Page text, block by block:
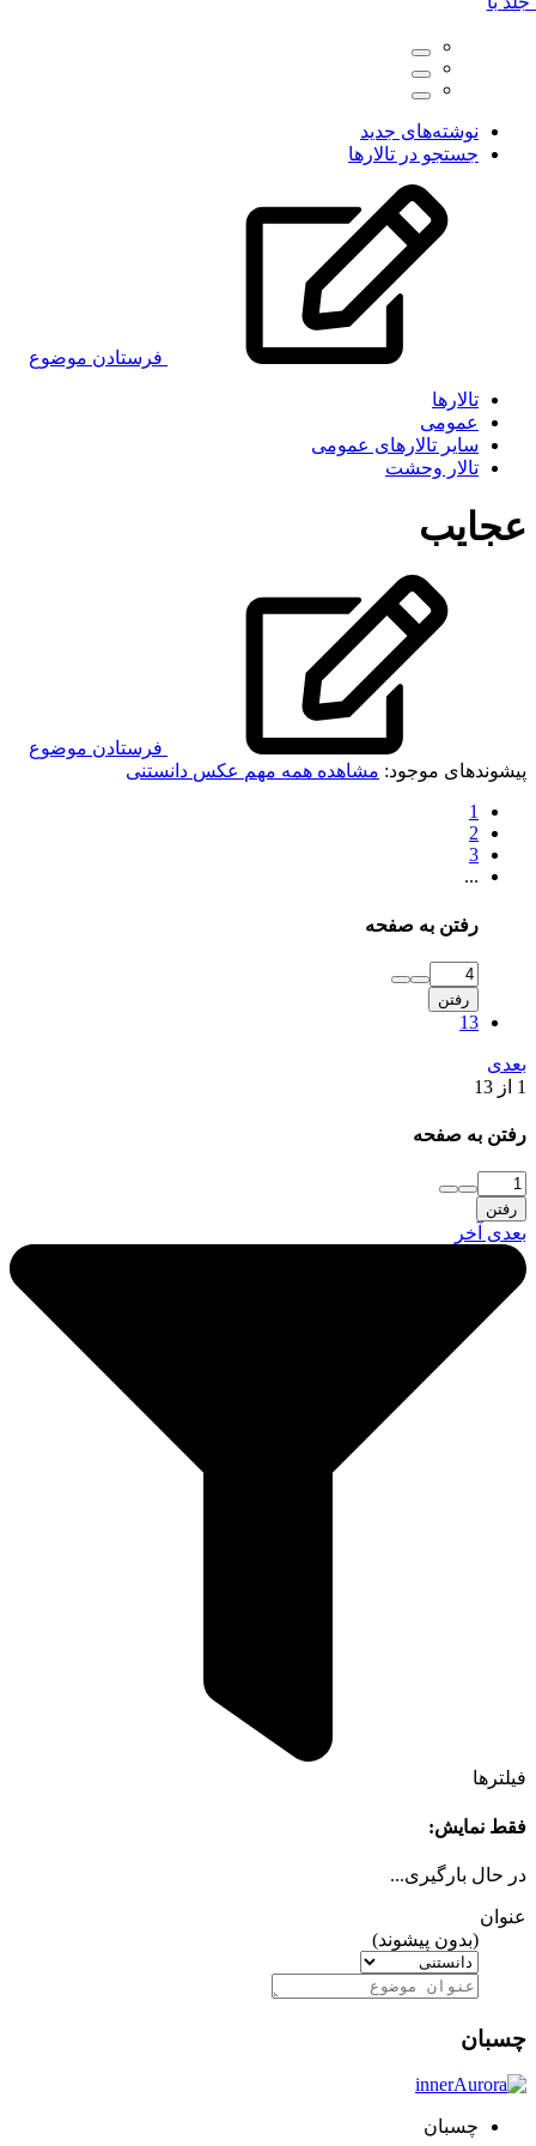
نوشته‌های جدید
جستجو در تالارها
فرستادن موضوع
تالارها
عمومی
سایر تالارهای عمومی
تالار وحشت
عجایب
فرستادن موضوع
پیشوندهای موجود: مشاهده همه مهم عکس دانستنی
1
2
3
...
رفتن به صفحه
رفتن
13
بعدی
1 از 13
رفتن به صفحه
رفتن
بعدی آخر
فیلترها
فقط نمایش:
در حال بارگیری...
عنوان
(بدون پیشوند)
چسبان
چسبان